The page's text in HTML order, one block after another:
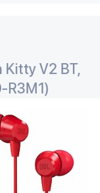
Kitty V2 BT,
R3M1)